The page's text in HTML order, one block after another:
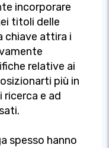
incorporare
titoli delle
chiave attira i
relative ai
più in
e ad
spesso hanno